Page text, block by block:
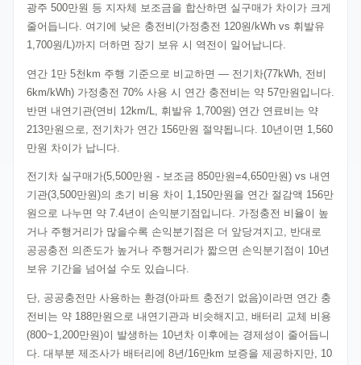
광주 500만원 등 지자체 보조금을 합산하면 실구매가 차이가 크게
줄어듭니다. 여기에 낮은 충전비(가정충전 120원/kWh vs 휘발유
1,700원/L)까지 더하면 장기 보유 시 역전이 일어납니다.
연간 1만 5천km 주행 기준으로 비교하면 — 전기차(77kWh, 전비
6km/kWh) 가정충전 70% 사용 시 연간 충전비는 약 57만원입니다.
반면 내연기관(연비 12km/L, 휘발유 1,700원) 연간 연료비는 약
213만원으로, 전기차가 연간 156만원 절약됩니다. 10년이면 1,560
만원 차이가 납니다.
전기차 실구매가(5,500만원 - 보조금 850만원=4,650만원) vs 내연
기관(3,500만원)의 초기 비용 차이 1,150만원을 연간 절감액 156만
원으로 나누면 약 7.4년이 손익분기점입니다. 가정충전 비율이 높
거나 주행거리가 많을수록 손익분기점은 더 앞당겨지고, 반대로
공공충전 의존도가 높거나 주행거리가 짧으면 손익분기점이 10년
보유 기간을 넘어설 수도 있습니다.
단, 공공충전만 사용하는 환경(아파트 충전기 없음)이라면 연간 충
전비는 약 188만원으로 내연기관과 비슷해지고, 배터리 교체 비용
(800~1,200만원)이 발생하는 10년차 이후에는 경제성이 줄어듭니
다. 대부분 제조사가 배터리에 8년/16만km 보증을 제공하지만, 10